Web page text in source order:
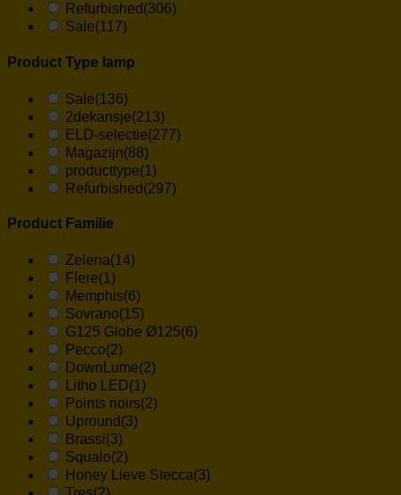
Refurbished(306)
Sale(117)
Product Type lamp
Sale(136)
2dekansje(213)
ELD-selectie(277)
Magazijn(88)
producttype(1)
Refurbished (297)
Product Familie
Zelena(14)
Flere(1)
Memphis(6)
Sovrano(15)
G125 Globe Ø125(6)
Pecco(2)
DownLume(2)
Litho LED(1)
Points noirs(2)
Upround(3)
Brassi(3)
Squalo(2)
Honey Lieve Stecca(3)